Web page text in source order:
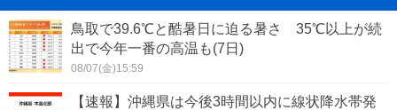
鳥取で39.6℃と酷暑日に迫る暑さ 35℃以上が続
出で今年一番の高温も(7日)
08/07(金)15:59
【速報】沖縄県は今後3時間以内に線状降水帯発